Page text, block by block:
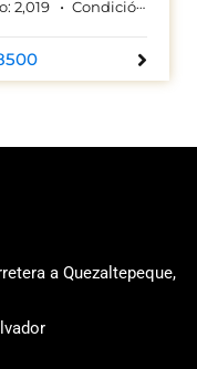
GRIS
2,019 Condición:
a Quezaltepeque,